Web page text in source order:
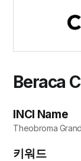
Beraca
INCI Name
Theobroma
키워드